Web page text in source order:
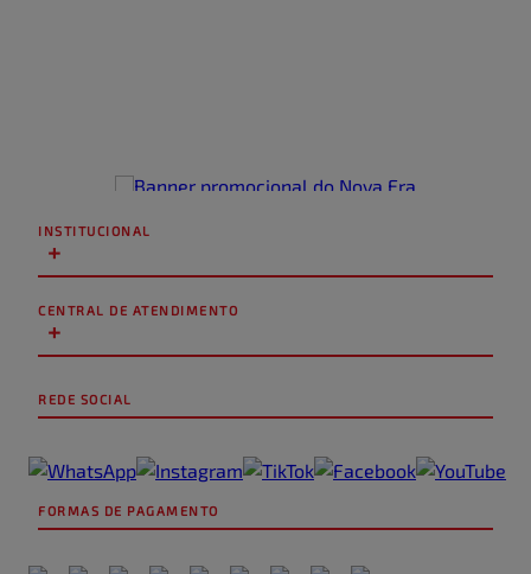
INSTITUCIONAL
+
CENTRAL DE ATENDIMENTO
+
REDE SOCIAL
FORMAS DE PAGAMENTO